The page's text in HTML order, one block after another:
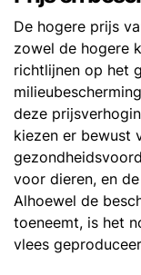
De hogere prijs
zowel de hogere
richtlijnen op het
deze
kiezen er bewust
voor dieren, en
Alhoewel de
toeneemt, is het
vlees